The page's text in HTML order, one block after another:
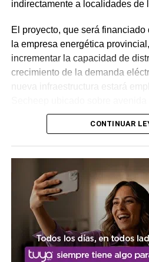
indirectamente a localidades de
El proyecto, que será
la empresa energética
incrementar la capacidad de
crecimiento de la demanda
nueva infraestructura estará
donde funcionó la antigua usina
Las
la obra
La obra contempla la
transformadora
de rebaje de
con un transformador de
sistemas de protección,
telecomando necesarios para
CONTINUAR